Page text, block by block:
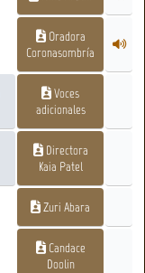
Oradora
Coronasombría
Voces
adicionales
Directora
Kaia Patel
Zuri Abara
Candace
Doolin